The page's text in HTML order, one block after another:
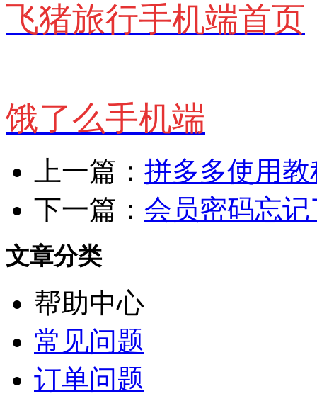
飞猪旅行手机端首页
饿了么手机端
上一篇： 拼多多使用
下一篇： 会员密码忘
文章分类
帮助中心
常见问题
订单问题